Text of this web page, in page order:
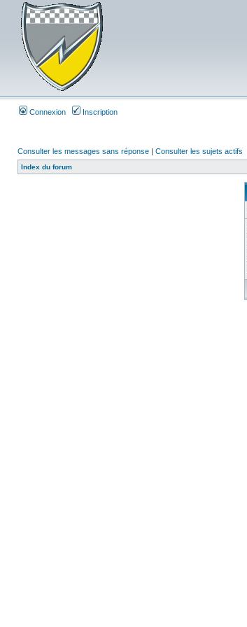
Connexion Inscription
Consulter les messages sans réponse | Consulter les sujets actifs
Index du forum